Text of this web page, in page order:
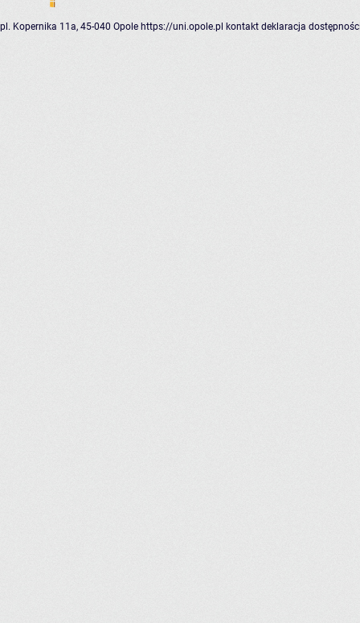
pl. Kopernika 11a, 45-040 Opole https://uni.opole.pl kontakt deklaracja